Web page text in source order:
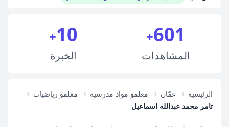
601
+
المشاهدات
10
+
الخبرة
الرئيسية عمّان معلمو مواد مدرسية
معلمو رياضيات
تامر محمد عبدالله اسماعيل